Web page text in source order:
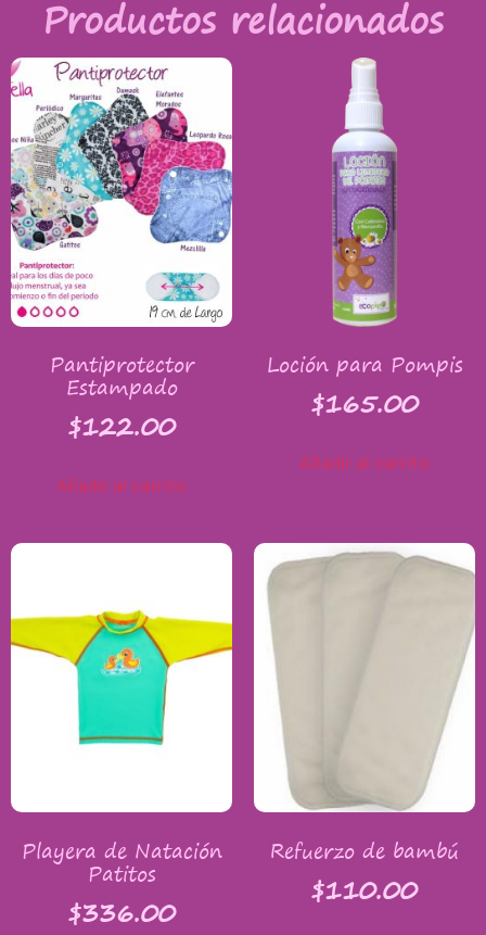
Productos relacionados
Pantiprotector
Estampado
$122.00
Añadir al carrito
Loción para Pompis
$165.00
Añadir al carrito
Playera de Natación
Patitos
$336.00
Refuerzo de bambú
$110.00